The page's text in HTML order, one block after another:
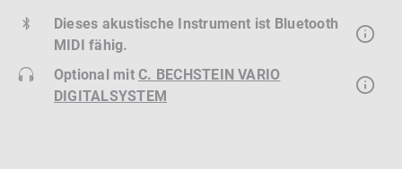
Dieses akustische Instrument ist Bluetooth
MIDI fähig.
Optional mitC. BECHSTEIN VARIO
DIGITALSYSTEM